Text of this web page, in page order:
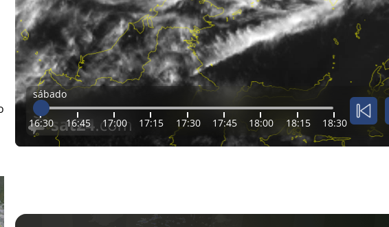
sábado
16:30 16:45 17:00 17:15 17:30 17:45 18:00 18:15 18:30